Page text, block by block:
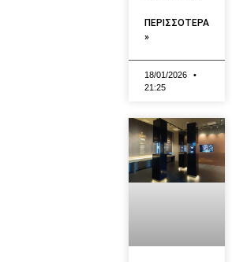
ΠΕΡΙΣΣΟΤΕΡΑ
»
18/01/2026
21:25